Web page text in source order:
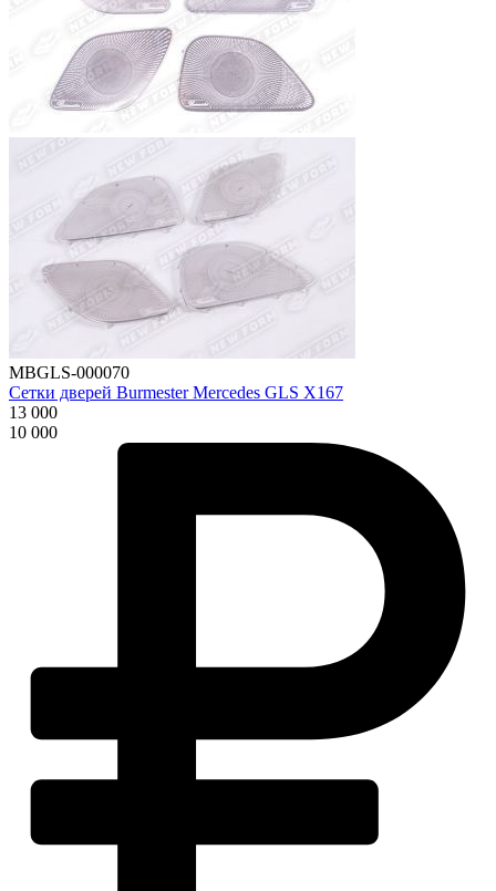
MBGLS-000070
Сетки дверей Burmester Mercedes GLS X167
13 000
10 000